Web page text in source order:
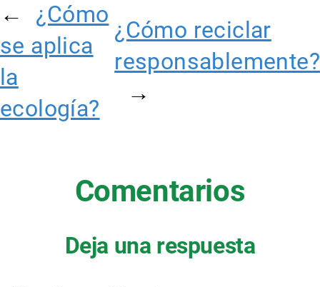
←
¿Cómo
se aplica
la
ecología?
¿Cómo reciclar
responsablemente?
→
Comentarios
Deja una respuesta